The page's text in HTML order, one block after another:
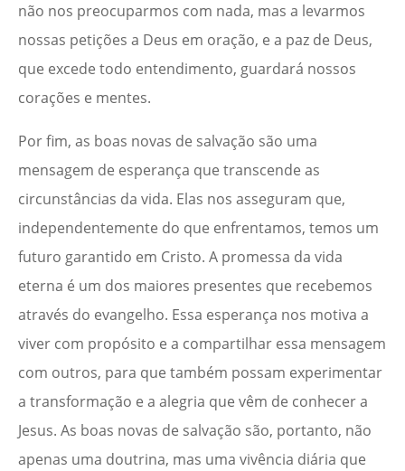
não nos preocuparmos com nada, mas a levarmos
nossas petições a Deus em oração, e a paz de Deus,
que excede todo entendimento, guardará nossos
corações e mentes.
Por fim, as boas novas de salvação são uma
mensagem de esperança que transcende as
circunstâncias da vida. Elas nos asseguram que,
independentemente do que enfrentamos, temos um
futuro garantido em Cristo. A promessa da vida
eterna é um dos maiores presentes que recebemos
através do evangelho. Essa esperança nos motiva a
viver com propósito e a compartilhar essa mensagem
com outros, para que também possam experimentar
a transformação e a alegria que vêm de conhecer a
Jesus. As boas novas de salvação são, portanto, não
apenas uma doutrina, mas uma vivência diária que